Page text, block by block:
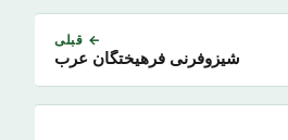
← قبلی
شیزوفرنی فرهیختگان عرب